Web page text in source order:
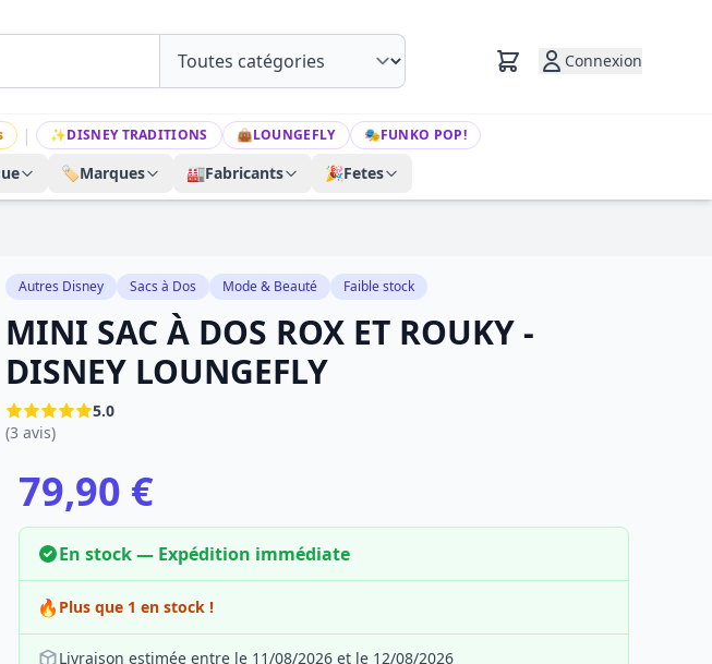
Connexion
| ✨DISNEY TRADITIONS 👜LOUNGEFLY 🎭FUNKO POP!
🏷️Marques 🏭Fabricants 🎉Fetes
Autres Disney Sacs à Dos Mode & Beauté Faible stock
MINI SAC À DOS ROX ET ROUKY -
DISNEY LOUNGEFLY
5.0
(3 avis)
79,90 €
En stock — Expédition immédiate
🔥 Plus que 1 en stock !
Livraison estimée entre le 11/08/2026 et le 12/08/2026